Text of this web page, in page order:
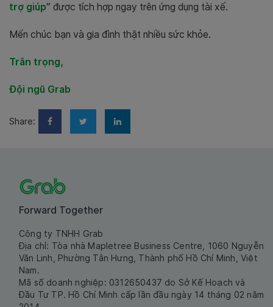
trợ giúp” được tích hợp ngay trên ứng dụng tài xế.
Mến chúc bạn và gia đình thật nhiều sức khỏe.
Trân trọng,
Đội ngũ Grab
Share:
Forward Together
Công ty TNHH Grab
Địa chỉ: Tòa nhà Mapletree Business Centre, 1060 Nguyễn
Văn Linh, Phường Tân Hưng, Thành phố Hồ Chí Minh, Việt
Nam.
Mã số doanh nghiệp: 0312650437 do Sở Kế Hoạch và
Đầu Tư TP. Hồ Chí Minh cấp lần đầu ngày 14 tháng 02 năm